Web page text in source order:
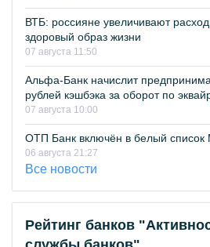
ВТБ: россияне увеличивают
здоровый образ жизни
07 августа 11:50
Альфа-Банк начислит
рублей кэшбэка за оборот по
07 августа 10:00
ОТП Банк включён в белый
06 августа 21:27
Все новости
Рейтинг банков